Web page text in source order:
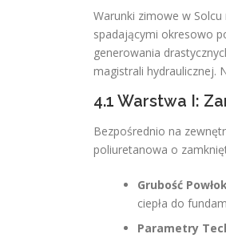
Warunki zimowe w
spadającymi okresowo
generowania
magistrali hydraulicznej.
4.1 Warstwa I:
Bezpośrednio na
poliuretanowa o
Grubość
ciepła do
Parametry